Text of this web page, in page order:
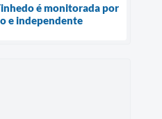
é monitorada por
e independente